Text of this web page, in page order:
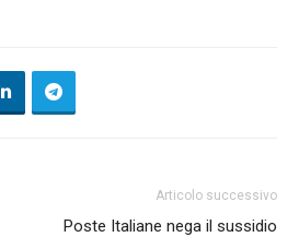
Articolo successivo
Poste Italiane nega il sussidio